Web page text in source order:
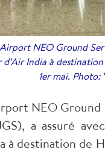
NEO Ground
India à
1er mai.
NEO
a assuré
à destination de